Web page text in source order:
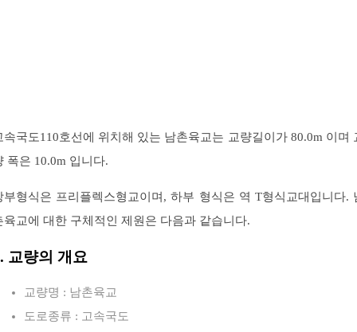
속국도110호선에 위치해 있는 남촌육교는 교량길이가 80.0m 이며
폭은 10.0m 입니다.
부형식은 프리플렉스형교이며, 하부 형식은 역 T형식교대입니다.
육교에 대한 구체적인 제원은 다음과 같습니다.
교량의 개요
교량명 : 남촌육교
도로종류 : 고속국도